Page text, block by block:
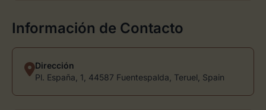
Información de Contacto
Dirección
Pl. España, 1, 44587 Fuentespalda, Teruel, Spain